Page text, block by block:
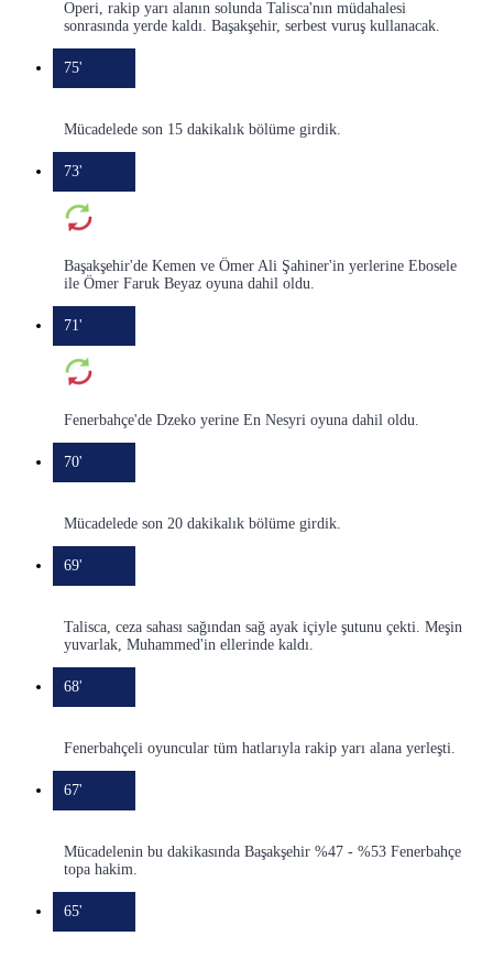
Operi, rakip yarı alanın solunda Talisca'nın müdahalesi
sonrasında yerde kaldı. Başakşehir, serbest vuruş kullanacak.
75'
Mücadelede son 15 dakikalık bölüme girdik.
73'
Başakşehir'de Kemen ve Ömer Ali Şahiner'in yerlerine Ebosele
ile Ömer Faruk Beyaz oyuna dahil oldu.
71'
Fenerbahçe'de Dzeko yerine En Nesyri oyuna dahil oldu.
70'
Mücadelede son 20 dakikalık bölüme girdik.
69'
Talisca, ceza sahası sağından sağ ayak içiyle şutunu çekti. Meşin
yuvarlak, Muhammed'in ellerinde kaldı.
68'
Fenerbahçeli oyuncular tüm hatlarıyla rakip yarı alana yerleşti.
67'
Mücadelenin bu dakikasında Başakşehir %47 - %53 Fenerbahçe
topa hakim.
65'